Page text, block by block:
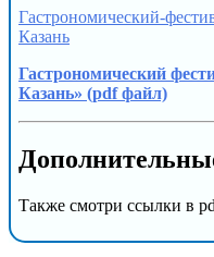
Гастрономический-
Казань
Гастрономический
Казань» (pdf файл)
Также смотри ссылки в